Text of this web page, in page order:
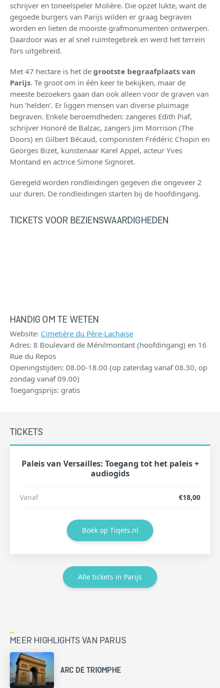
schrijver en toneelspeler Molière. Die opzet lukte, want de
gegoede burgers van Parijs wilden er graag begraven
worden en lieten de mooiste grafmonumenten ontwerpen.
Daardoor was er al snel ruimtegebrek en werd het terrein
fors uitgebreid.
Met 47 hectare is het de grootste begraafplaats van
Parijs. Te groot om in één keer te bekijken, maar de
meeste bezoekers gaan dan ook alleen voor de graven van
hun ‘helden’. Er liggen mensen van diverse pluimage
begraven. Enkele beroemdheden: zangeres Edith Piaf,
schrijver Honoré de Balzac, zangers Jim Morrison (The
Doors) en Gilbert Bécaud, componisten Frédéric Chopin en
Georges Bizet, kunstenaar Karel Appel, acteur Yves
Montand en actrice Simone Signoret.
Geregeld worden rondleidingen gegeven die ongeveer 2
uur duren. De rondleidingen starten bij de hoofdingang.
TICKETS VOOR BEZIENSWAARDIGHEDEN
HANDIG OM TE WETEN
Website: Cimetière du Père-Lachaise
Adres: 8 Boulevard de Ménilmontant (hoofdingang) en 16
Rue du Repos
Openingstijden: 08.00-18.00 (op zaterdag vanaf 08.30, op
zondag vanaf 09.00)
Toegangsprijs: gratis
TICKETS
Paleis van Versailles: Toegang tot het paleis +
audiogids
Vanaf €18,00
Boek op Tiqets.nl
Alle tickets in Parijs
MEER HIGHLIGHTS VAN PARIJS
ARC DE TRIOMPHE